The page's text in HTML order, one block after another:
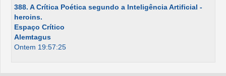
388. A Crítica Poética segundo a Inteligência Artificial -
heroins.
Espaço Crítico
Alemtagus
Ontem 19:57:25